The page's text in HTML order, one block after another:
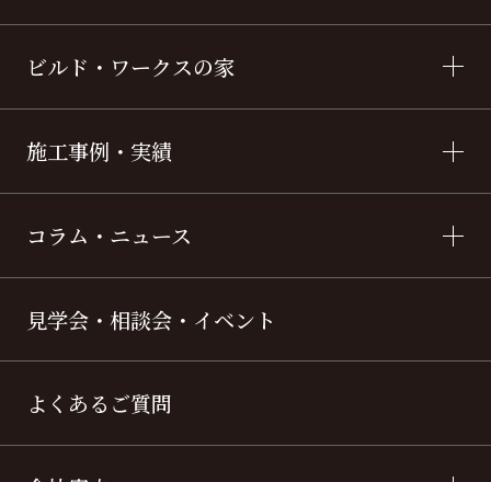
ビルド・ワークスの家
施工事例・実績
コラム・ニュース
見学会・相談会・イベント
よくあるご質問